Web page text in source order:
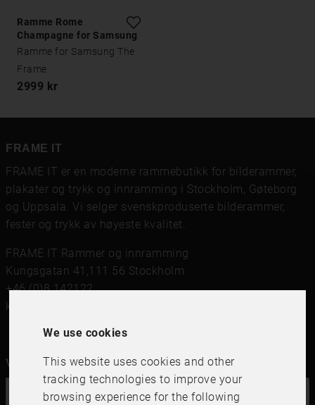
We use cookies
This website uses cookies and other
tracking technologies to improve your
browsing experience for the following
Ramme Rome
Champagne for Samsung
The Frame
Ramme for Samsung The
Frame
2999 kr
FRAME IT
FRAME IT er en moderne rammebutikk for bilderammer,
plakater og trykk og innramming i Stockholm, Gøteborg
og Uppsala. Vi selger svenskproduserte bilderammer,
fester og trykk av høyeste kvalitet.
FRAME IT Rammer og innramming
Kungsgatan 41,111 56 Stockholm
+46 (0)8 142122
kundservice@frameit.se
Vil du ha vårt nyhetsbrev?